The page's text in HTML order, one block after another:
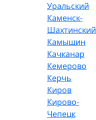
Уральский
Каменск-
Шахтинский
Камышин
Качканар
Кемерово
Керчь
Киров
Кирово-
Чепецк